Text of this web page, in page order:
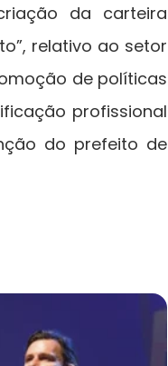
da carteira
relativo ao setor
de políticas
profissional
do prefeito de